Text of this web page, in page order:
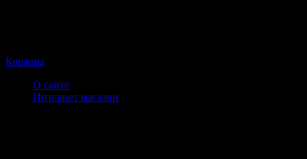
Корзина
О сайте
Интернет магазин